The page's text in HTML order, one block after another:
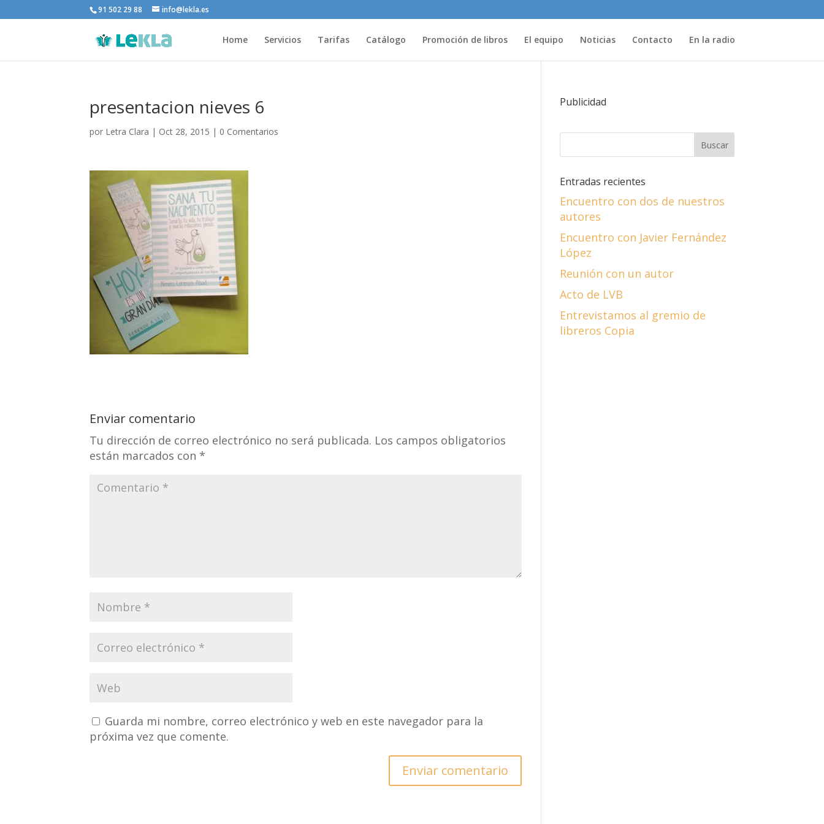
91 502 29 88 info@lekla.es
Home Servicios Tarifas Catálogo Promoción de libros El equipo Noticias Contacto En la radio
presentacion nieves 6
por Letra Clara | Oct 28, 2015 | 0 Comentarios
Enviar comentario
Tu dirección de correo electrónico no será publicada. Los campos obligatorios
están marcados con *
Guarda mi nombre, correo electrónico y web en este navegador para la
próxima vez que comente.
Publicidad
Entradas recientes
Encuentro con dos de nuestros
autores
Encuentro con Javier Fernández
López
Reunión con un autor
Acto de LVB
Entrevistamos al gremio de
libreros Copia